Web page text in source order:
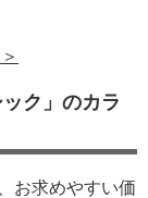
ク」のカラ
お求めやすい価